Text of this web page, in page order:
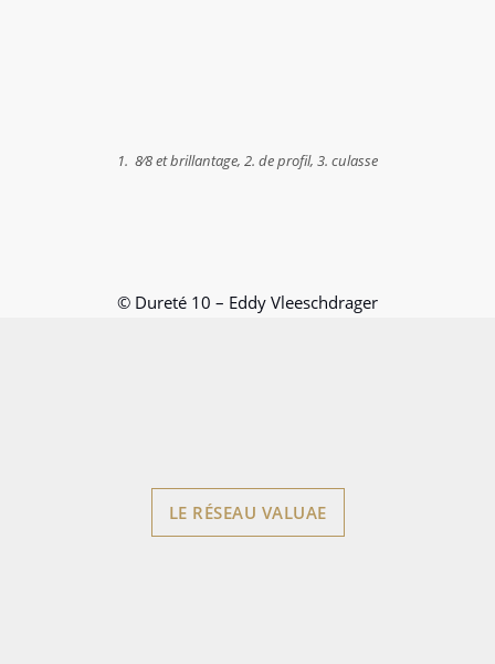
1. 8⁄8 et brillantage, 2. de profil, 3. culasse
© Dureté 10 – Eddy Vleeschdrager
LE RÉSEAU VALUAE